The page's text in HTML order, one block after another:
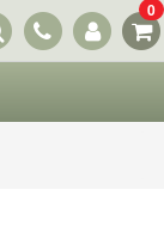
Наші
контакти
0